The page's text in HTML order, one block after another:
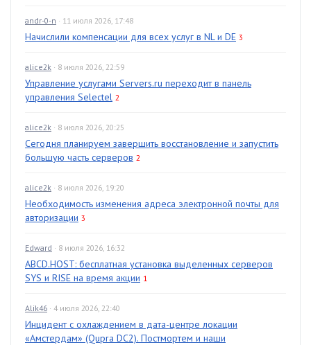
andr-0-n · 11 июля 2026, 17:48
Начислили компенсации для всех услуг в NL и DE 3
alice2k · 8 июля 2026, 22:59
Управление услугами Servers.ru переходит в панель
управления Selectel 2
alice2k · 8 июля 2026, 20:25
Сегодня планируем завершить восстановление и запустить
большую часть серверов 2
alice2k · 8 июля 2026, 19:20
Необходимость изменения адреса электронной почты для
авторизации 3
Edward · 8 июля 2026, 16:32
ABCD.HOST: бесплатная установка выделенных серверов
SYS и RISE на время акции 1
Alik46 · 4 июля 2026, 22:40
Инцидент с охлаждением в дата-центре локации
«Амстердам» (Qupra DC2). Постмортем и наши